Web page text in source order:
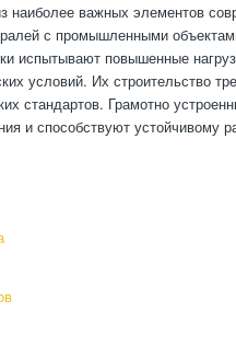
важных элементов
с промышленными
испытывают повышенные
условий. Их строительство
стандартов. Грамотно
и способствуют устойчивому